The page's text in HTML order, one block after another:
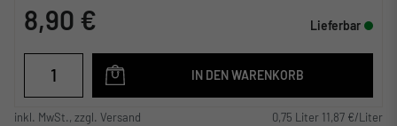
8,90 € Lieferbar
IN DEN WARENKORB
inkl. MwSt., zzgl. Versand 0,75 Liter 11,87 €/Liter